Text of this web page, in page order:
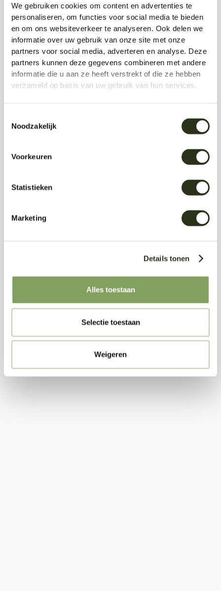
We gebruiken cookies om content en advertenties te
personaliseren, om functies voor social media te bieden
en om ons websiteverkeer te analyseren. Ook delen we
informatie over uw gebruik van onze site met onze
partners voor social media, adverteren en analyse. Deze
partners kunnen deze gegevens combineren met andere
informatie die u aan ze heeft verstrekt of die ze hebben
verzameld op basis van uw gebruik van hun services.
Noodzakelijk
Voorkeuren
Statistieken
Marketing
Details tonen
Alles toestaan
Selectie toestaan
Weigeren
Akoestische Wandpanelen